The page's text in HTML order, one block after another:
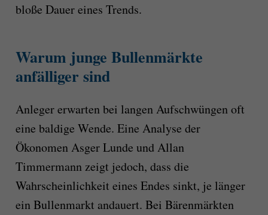
bloße Dauer eines Trends.
Warum junge Bullenmärkte
anfälliger sind
Anleger erwarten bei langen Aufschwüngen oft
eine baldige Wende. Eine Analyse der
Ökonomen Asger Lunde und Allan
Timmermann zeigt jedoch, dass die
Wahrscheinlichkeit eines Endes sinkt, je länger
ein Bullenmarkt andauert. Bei Bärenmärkten